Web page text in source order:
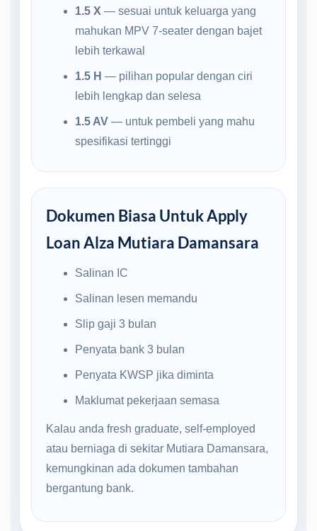
1.5 X — sesuai untuk keluarga yang
mahukan MPV 7-seater dengan bajet
lebih terkawal
1.5 H — pilihan popular dengan ciri
lebih lengkap dan selesa
1.5 AV— untuk pembeli yang mahu
spesifikasi tertinggi
Dokumen Biasa Untuk Apply
Loan Alza Mutiara Damansara
Salinan IC
Salinan lesen memandu
Slip gaji 3 bulan
Penyata bank 3 bulan
Penyata KWSP jika diminta
Maklumat pekerjaan semasa
Kalau anda fresh graduate, self-employed
atau berniaga di sekitar Mutiara Damansara,
kemungkinan ada dokumen tambahan
bergantung bank.